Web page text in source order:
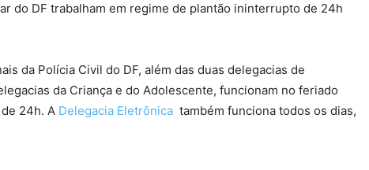
do DF trabalham em regime de plantão ininterrupto de 24h
da Polícia Civil do DF, além das duas delegacias de
da Criança e do Adolescente, funcionam no feriado
24h. A Delegacia Eletrônica também funciona todos os dias,